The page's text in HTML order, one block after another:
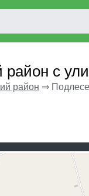
район с
район ⇒